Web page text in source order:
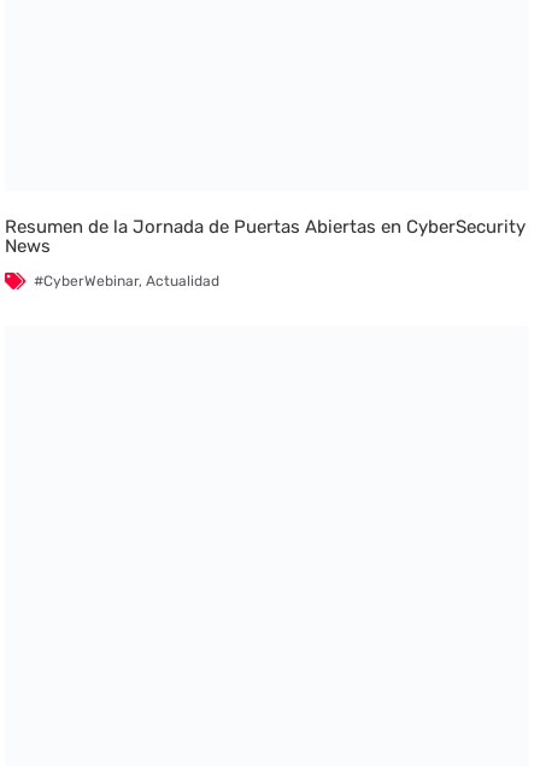
Resumen de la Jornada de Puertas Abiertas en CyberSecurity
News
#CyberWebinar,Actualidad